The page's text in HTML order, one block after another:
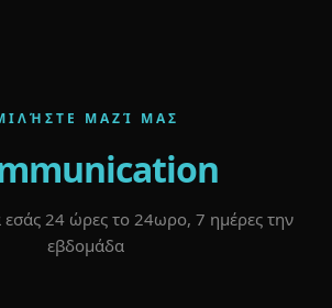
ΜΑΖΊ ΜΑΣ
εσάς 24 ώρες το 24ωρο, 7 ημέρες την
εβδομάδα